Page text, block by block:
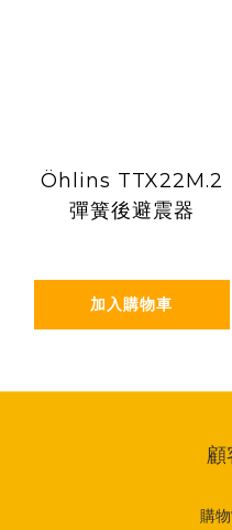
Öhlins TTX22M.2
彈簧後避震器
加入購物車
顧
購